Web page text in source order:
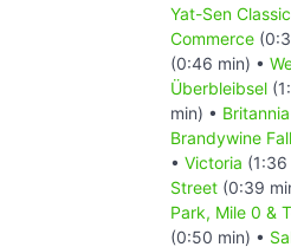
Yat-Sen
Commerce
(0:46 min) •
Überbleibsel
min) •
Brandywine
• Victoria (1:36
Street (0:39
Park, Mile 0 &
(0:50 min) •